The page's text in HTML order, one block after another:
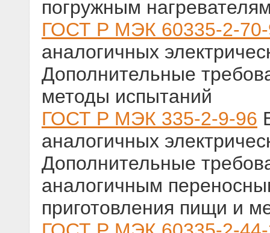
погружным
ГОСТ Р МЭК 60335-2-
аналогичных
Дополнительные
методы испытаний
ГОСТ Р МЭК 335-2-9-96
аналогичных
Дополнительные
аналогичным
приготовления пищи и